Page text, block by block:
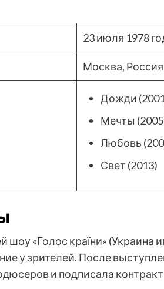
23 июля 1978
Москва, Россия
Дожди
Мечты
Любовь
Свет (2013)
шоу «Голос країни» (Украина
у зрителей. После
и подписала